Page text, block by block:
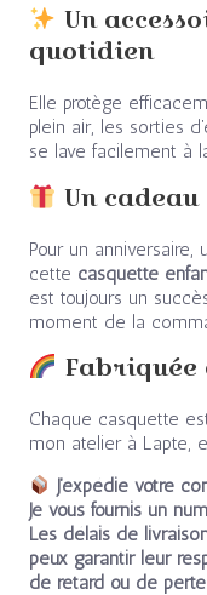
Un
quotidien
Elle protège
plein air, les sorties
se lave facilement à
Un
Pour un anniversaire,
cette casquette
est toujours un
moment de la
Fabriquée
Chaque casquette
mon atelier à Lapte,
J’expédie votre
Je vous fournis un
Les délais de
peux garantir leur
de retard ou de perte.